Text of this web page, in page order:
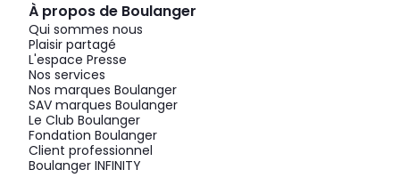
À propos de Boulanger
Qui sommes nous
Plaisir partagé
L'espace Presse
Nos services
Nos marques Boulanger
SAV marques Boulanger
Le Club Boulanger
Fondation Boulanger
Client professionnel
Boulanger INFINITY